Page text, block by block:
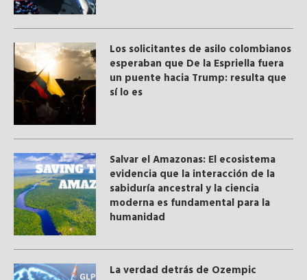
Los solicitantes de asilo colombianos
esperaban que De la Espriella fuera
un puente hacia Trump: resulta que
sí lo es
Salvar el Amazonas: El ecosistema
evidencia que la interacción de la
sabiduría ancestral y ​la ciencia
moderna​ es fundamental para la
humanidad
La verdad detrás de Ozempic